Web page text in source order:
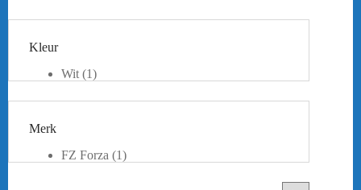
Kleur
Wit (1)
Merk
FZ Forza (1)